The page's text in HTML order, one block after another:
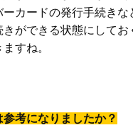
カードの発行手続きな
きができる状態にしてお
すね。
考になりましたか？